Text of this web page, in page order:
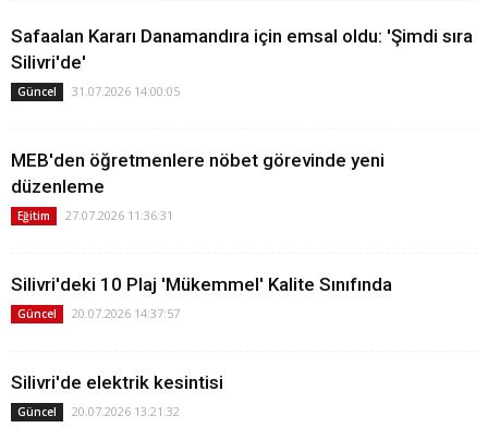
Safaalan Kararı Danamandıra için emsal oldu: 'Şimdi sıra
Silivri'de'
Güncel 31.07.2026 14:00:05
MEB'den öğretmenlere nöbet görevinde yeni
düzenleme
Eğitim 27.07.2026 11:36:31
Silivri'deki 10 Plaj 'Mükemmel' Kalite Sınıfında
Güncel 20.07.2026 14:37:57
Silivri'de elektrik kesintisi
Güncel 20.07.2026 13:21:32